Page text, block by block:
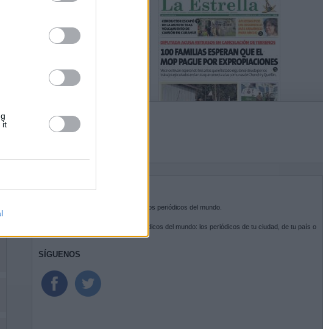
it
es la puerta de entrada a los periódicos del mundo.
Navega por las portadas de los periódicos del mundo: los periódicos de tu ciudad, de tu país o
SÍGUENOS